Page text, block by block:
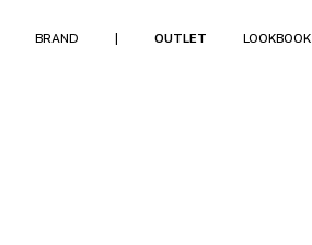
BRAND OUTLET LOOKBOOK